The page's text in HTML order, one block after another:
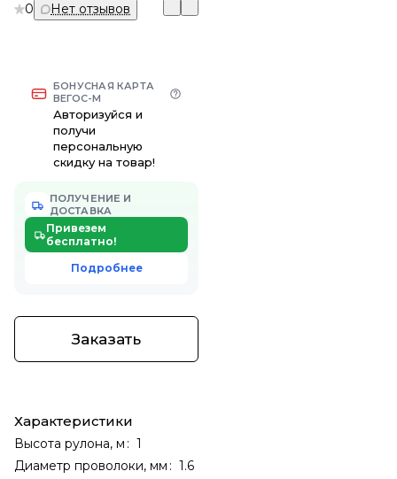
0 Нет отзывов
БОНУСНАЯ КАРТА
ВЕГОС-М
Авторизуйся и
получи
персональную
скидку на товар!
ПОЛУЧЕНИЕ И
ДОСТАВКА
Привезем
бесплатно!
Подробнее
Заказать
Характеристики
Высота рулона, м : 1
Диаметр проволоки, мм : 1.6